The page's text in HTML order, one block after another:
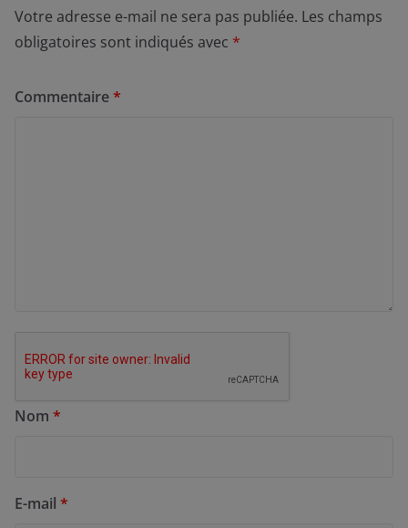
Votre adresse e-mail ne sera pas publiée. Les champs
obligatoires sont indiqués avec *
Commentaire*
Nom *
E-mail *